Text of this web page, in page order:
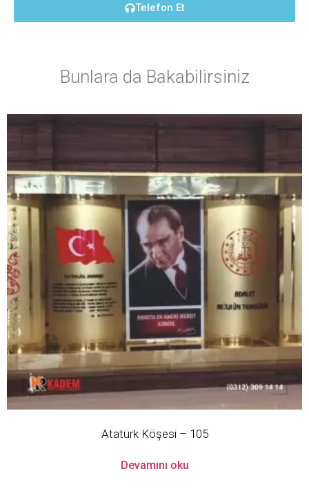
Telefon Et
Bunlara da Bakabilirsiniz
Atatürk Köşesi – 105
Devamını oku